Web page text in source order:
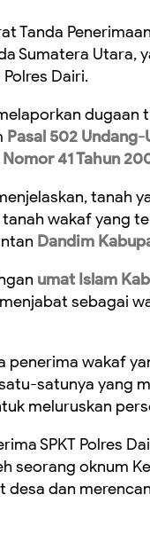
Tanda
Sumatera Utara,
Polres Dairi.
dugaan
Pasal 502
Nomor 41 Tahun
tanah
wakaf yang
Dandim
umat Islam
sebagai
penerima wakaf
satunya yang
meluruskan
SPKT Polres
seorang oknum
desa dan